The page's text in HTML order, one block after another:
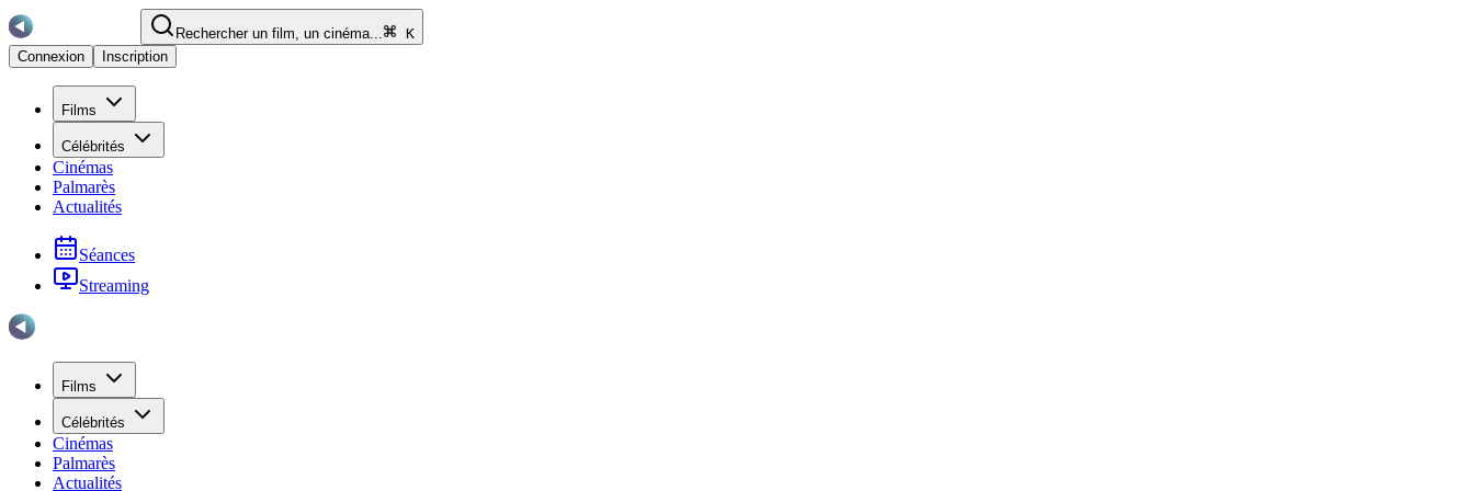
Rechercher un film, un cinéma...
K
Connexion
Inscription
Films
Célébrités
Cinémas
Palmarès
Actualités
Séances
Streaming
Films
Célébrités
Cinémas
Palmarès
Actualités